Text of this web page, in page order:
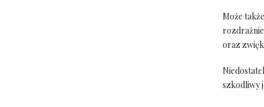
Może
oraz
szkodliwy